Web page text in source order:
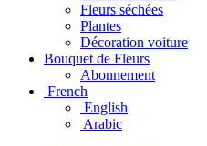
Fleurs séchées
Plantes
Décoration voiture
Bouquet de Fleurs
Abonnement
French
English
Arabic